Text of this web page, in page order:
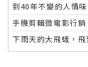
到40年不變的人情味
手機剪輯微電影行
下雨天的大飛蛾，